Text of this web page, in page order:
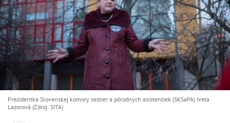
Prezidentka Slovenskej komory sestier a pôrodných asistentiek (SKSaPA) Iveta
Lazorová (Zdroj: SITA)